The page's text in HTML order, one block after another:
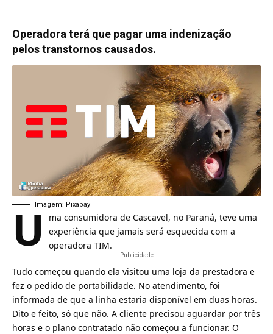
Operadora terá que pagar uma indenização
pelos transtornos causados.
Imagem: Pixabay
U
ma consumidora de Cascavel, no Paraná, teve uma
experiência que jamais será esquecida com a
operadora TIM.
- Publicidade -
Tudo começou quando ela visitou uma loja da prestadora e
fez o pedido de portabilidade. No atendimento, foi
informada de que a linha estaria disponível em duas horas.
Dito e feito, só que não. A cliente precisou aguardar por três
horas e o plano contratado não começou a funcionar. O